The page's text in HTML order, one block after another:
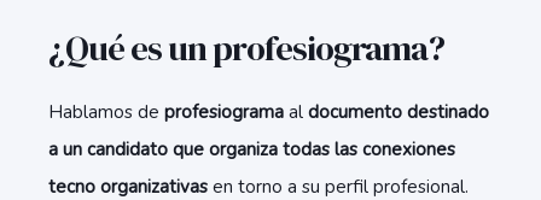
¿Qué es un profesiograma?
Hablamos de profesiograma al documento destinado
a un candidato que organiza todas las conexiones
tecno organizativas en torno a su perfil profesional.